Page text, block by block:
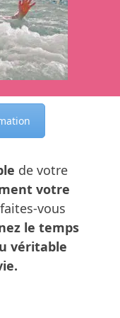
de votre
votre
vous
le temps
véritable